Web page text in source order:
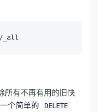
所有不再有用的旧快
个简单的
DELETE